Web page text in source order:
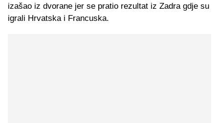
izašao iz dvorane jer se pratio rezultat iz Zadra gdje su
igrali Hrvatska i Francuska.